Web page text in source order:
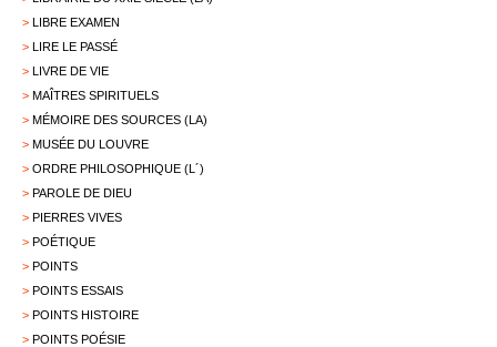
> LIBRE EXAMEN
> LIRE LE PASSÉ
> LIVRE DE VIE
> MAÎTRES SPIRITUELS
> MÉMOIRE DES SOURCES (LA)
> MUSÉE DU LOUVRE
> ORDRE PHILOSOPHIQUE (L´)
> PAROLE DE DIEU
> PIERRES VIVES
> POÉTIQUE
> POINTS
> POINTS ESSAIS
> POINTS HISTOIRE
> POINTS POÉSIE